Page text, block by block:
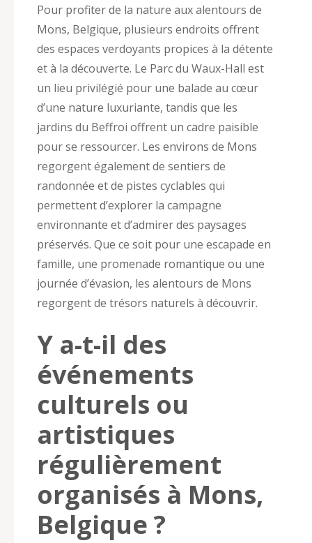
Pour profiter de la nature aux alentours de
Mons, Belgique, plusieurs endroits offrent
des espaces verdoyants propices à la détente
et à la découverte. Le Parc du Waux-Hall est
un lieu privilégié pour une balade au cœur
d’une nature luxuriante, tandis que les
jardins du Beffroi offrent un cadre paisible
pour se ressourcer. Les environs de Mons
regorgent également de sentiers de
randonnée et de pistes cyclables qui
permettent d’explorer la campagne
environnante et d’admirer des paysages
préservés. Que ce soit pour une escapade en
famille, une promenade romantique ou une
journée d’évasion, les alentours de Mons
regorgent de trésors naturels à découvrir.
Y a-t-il des
événements
culturels ou
artistiques
régulièrement
organisés à Mons,
Belgique ?